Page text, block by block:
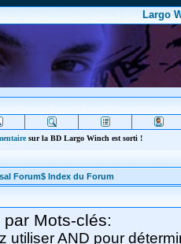
Largo
sur la BD Largo Winch est sorti !
Forum$ Index du Forum
Mots-clés:
utiliserAND pour